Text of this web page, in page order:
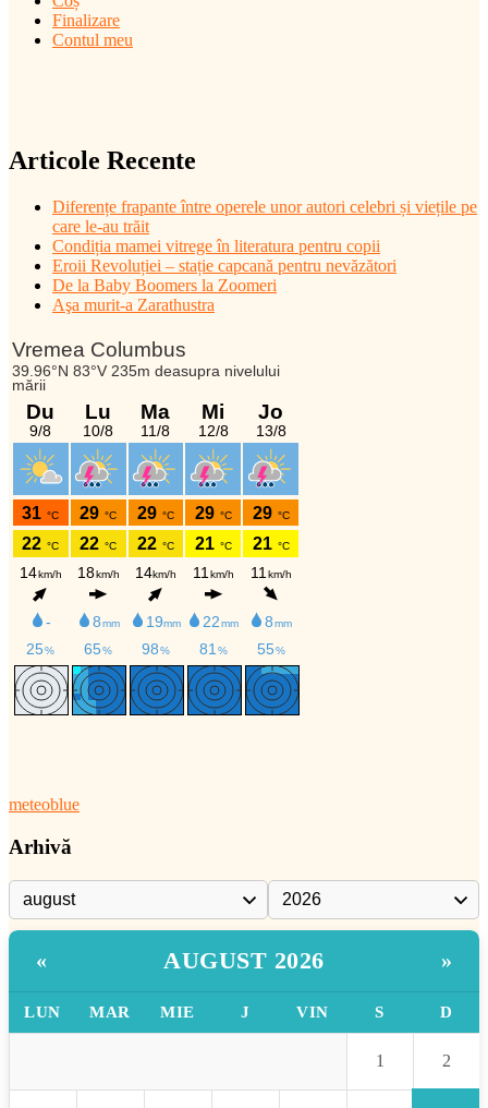
Finalizare
Contul meu
Articole Recente
Diferențe frapante între operele unor autori celebri și viețile pe
care le-au trăit
Condiția mamei vitrege în literatura pentru copii
Eroii Revoluției – stație capcană pentru nevăzători
De la Baby Boomers la Zoomeri
Aşa murit-a Zarathustra
meteoblue
Arhivă
« AUGUST 2026 »
LUN MAR MIE J VIN S D
1 2